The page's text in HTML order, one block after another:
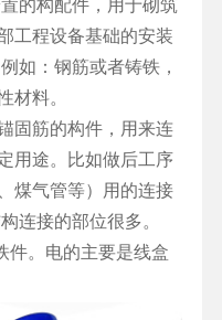
工程设备基础的安装
如：钢筋或者铸铁，
料。
筋的构件，用来连
用途。比如做后工序
煤气管等）用的连接
连接的部位很多。
。电的主要是线盒